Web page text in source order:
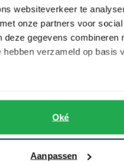
websiteverkeer te
onze partners voor
gegevens combineren
verzameld op basis
Oké
Aanpassen
aan favorieten
Portofino
halfzip trui groen